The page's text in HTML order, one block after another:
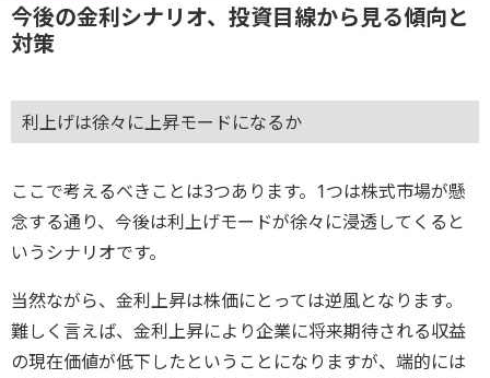
今後の金利シナリオ、投資目線から見る傾向と
対策
利上げは徐々に上昇モードになるか
ここで考えるべきことは3つあります。1つは株式市場が懸
念する通り、今後は利上げモードが徐々に浸透してくると
いうシナリオです。
当然ながら、金利上昇は株価にとっては逆風となります。
難しく言えば、金利上昇により企業に将来期待される収益
の現在価値が低下したということになりますが、端的には